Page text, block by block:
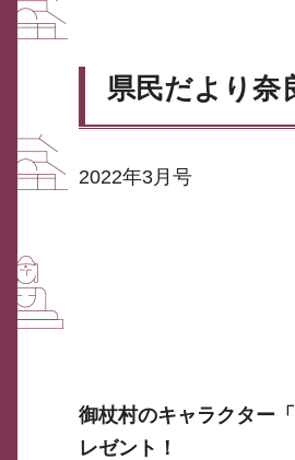
県民だより奈
2022年3月号
御杖村のキャラクター
レゼント！